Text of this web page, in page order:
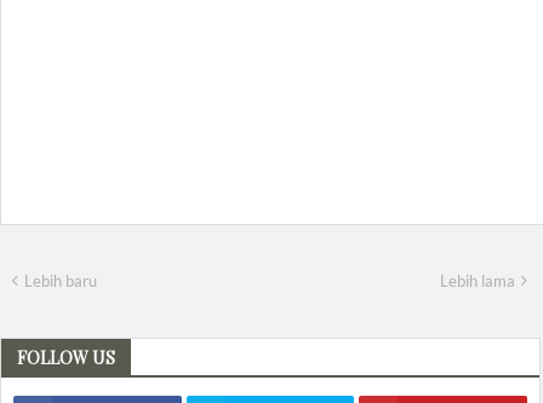
Lebih baru Lebih lama
FOLLOW US